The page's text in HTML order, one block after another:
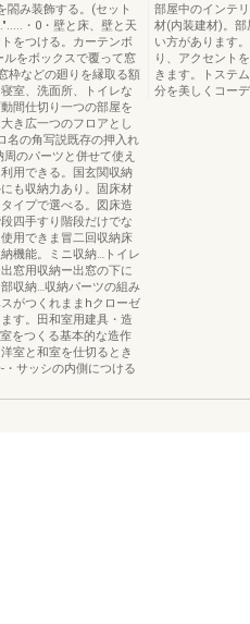
閤み装飾する。(セット
・0・壁と床、壁と天
をつける。カーテンボ
ルをボックスで覆って窓
枠などの廻りを縁取る額
室、洗面所、トイレな
間仕切り一つの部屋を
き広一つのフロアとし
名の角写説既存の押入れ
のパーツと併せて使え
用できる。国玄関収納
も収納力あり。固床材
イプで選べる。図床造
四手すり階段だけでな
用できま冒二回収納床
機能。ミニ収納…トイレ
窓用収納ー出窓の下に
収納…収納パーツの組み
がつくれままhクローゼ
す。田和室用建具・造
をつくる基本的な造作
室と和室を仕切るとき
サッシの内側につける
部屋中のインテ
材(内装建材)。
い方があります
り、アクセント
きます。トステ
分を美しくコー